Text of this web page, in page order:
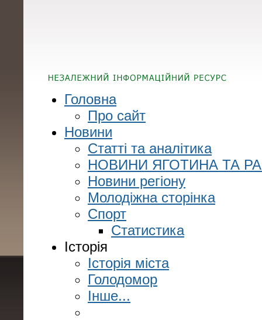
Головна
Про сайт
Новини
Статті та аналітика
НОВИНИ ЯГОТИНА ТА
Новини регіону
Молодіжна сторінка
Спорт
Статистика
Історія
Історія міста
Голодомор
Інше...